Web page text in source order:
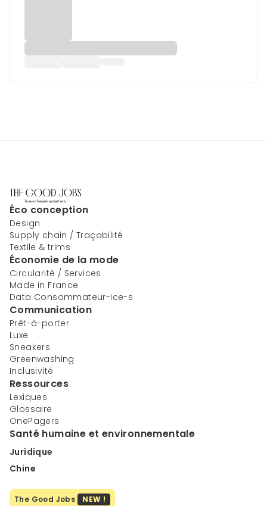
Éco conception
Design
Supply chain / Traçabilité
Textile & trims
Économie de la mode
Circularité / Services
Made in France
Data Consommateur-ice-s
Communication
Prêt-à-porter
Luxe
Sneakers
Greenwashing
Inclusivité
Ressources
Lexiques
Glossaire
OnePagers
Santé humaine et environnementale
Juridique
Chine
The Good Jobs NEW !